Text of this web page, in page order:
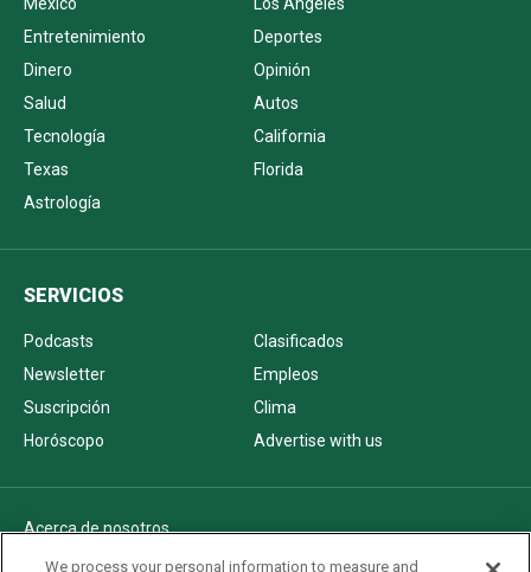
Entretenimiento
Deportes
Dinero
Opinión
Salud
Autos
Tecnología
California
Texas
Florida
Astrología
SERVICIOS
Podcasts
Clasificados
Newsletter
Empleos
Suscripción
Clima
Horóscopo
Advertise with us
Acerca de nosotros
Politica de privacidad
We process your personal information to measure and